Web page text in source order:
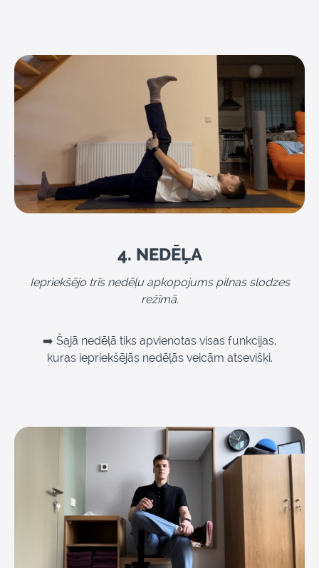
4. NEDĒĻA
Iepriekšējo trīs nedēļu apkopojums pilnas slodzes
režīmā.
➡️ Šajā nedēļā tiks apvienotas visas funkcijas,
kuras iepriekšējās nedēļās veicām atsevišķi.